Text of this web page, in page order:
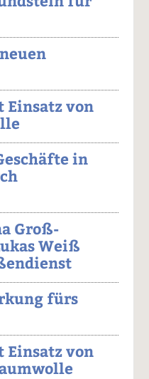
Einsatz von
in
Groß-
Weiß
fürs
Einsatz von